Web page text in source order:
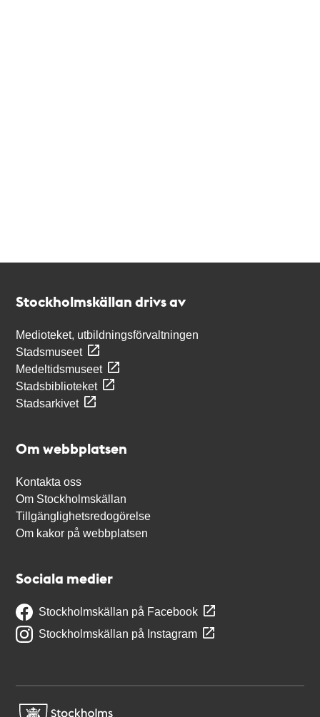
Stockholmskällan drivs av
Medioteket, utbildningsförvaltningen
Stadsmuseet
Medeltidsmuseet
Stadsbiblioteket
Stadsarkivet
Om webbplatsen
Kontakta oss
Om Stockholmskällan
Tillgänglighetsredogörelse
Om kakor på webbplatsen
Sociala medier
Stockholmskällan på Facebook
Stockholmskällan på Instagram